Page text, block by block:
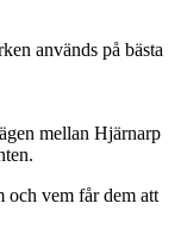
används på bästa
mellan Hjärnarp
och vem får dem att